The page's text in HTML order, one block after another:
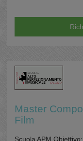
Master
Film
Scuola APM